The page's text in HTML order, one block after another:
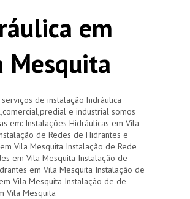
em
Mesquita
de instalação hidráulica
e industrial somos
em: Instalações Hidráulicas em Vila
de Redes de Hidrantes e
Vila Mesquita Instalação de Rede
em Vila Mesquita Instalação de
em Vila Mesquita Instalação de
Vila Mesquita Instalação de de
Vila Mesquita